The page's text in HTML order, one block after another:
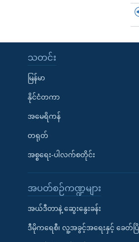
သတင်း
မြန်မာ
နိုင်ငံတကာ
အမေရိကန်
တရုတ်
အစ္စရေး-ပါလက်စတိုင်း
အပတ်စဉ်ကဏ္ဍများ
အယ်ဒီတာနဲ့ ဆွေးနွေးခန်း
ဒီမိုကရေစီ၊ လူ့အခွင့်အရေးနှင့် ခေတ်ပြို